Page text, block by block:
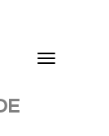
Toggle